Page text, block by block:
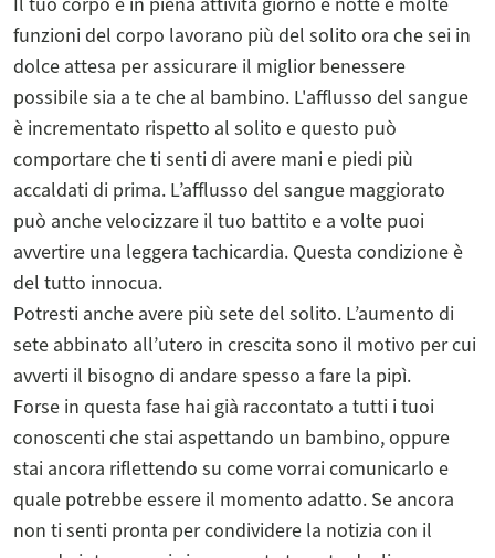
funzioni del corpo lavorano più del solito ora che sei in
dolce attesa per assicurare il miglior benessere
possibile sia a te che al bambino. L'afflusso del sangue
è incrementato rispetto al solito e questo può
comportare che ti senti di avere mani e piedi più
accaldati di prima. L’afflusso del sangue maggiorato
può anche velocizzare il tuo battito e a volte puoi
avvertire una leggera tachicardia. Questa condizione è
del tutto innocua.
Potresti anche avere più sete del solito. L’aumento di
sete abbinato all’utero in crescita sono il motivo per cui
avverti il bisogno di andare spesso a fare la pipì.
Forse in questa fase hai già raccontato a tutti i tuoi
conoscenti che stai aspettando un bambino, oppure
stai ancora riflettendo su come vorrai comunicarlo e
quale potrebbe essere il momento adatto. Se ancora
non ti senti pronta per condividere la notizia con il